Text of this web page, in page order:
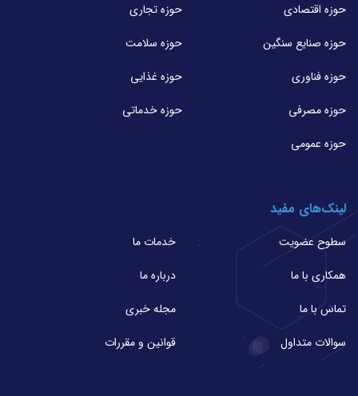
حوزه اقتصادی
حوزه تجاری
حوزه صنایع سنگین
حوزه سلامت
حوزه فناوری
حوزه غذایی
حوزه مصرفی
حوزه خدماتی
حوزه عمومی
لینک‌های مفید
سطوح عضویت
خدمات ما
همکاری با ما
درباره ما
تماس با ما
مجله خبری
سوالات متداول
قوانین و مقررات